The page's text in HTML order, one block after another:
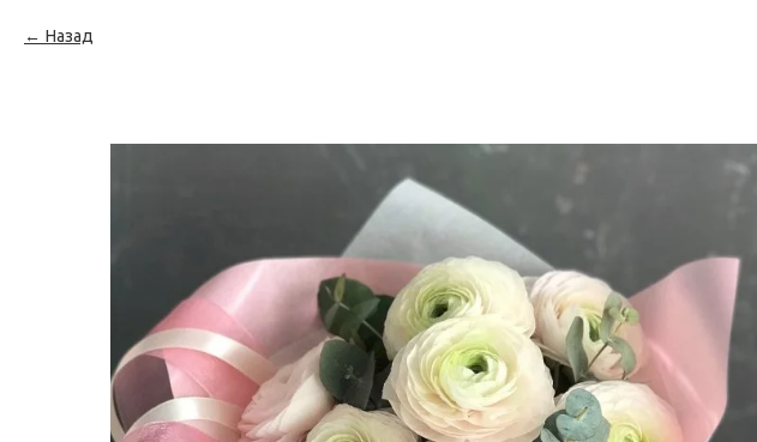
Назад